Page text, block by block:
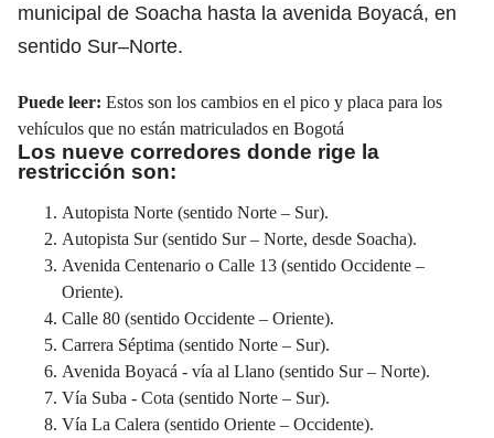
municipal de Soacha hasta la avenida Boyacá, en
sentido Sur–Norte.
Puede leer: Estos son los cambios en el pico y placa para los
vehículos que no están matriculados en Bogotá
Los nueve corredores donde rige la
restricción son:
Autopista Norte (sentido Norte – Sur).
Autopista Sur (sentido Sur – Norte, desde Soacha).
Avenida Centenario o Calle 13 (sentido Occidente –
Oriente).
Calle 80 (sentido Occidente – Oriente).
Carrera Séptima (sentido Norte – Sur).
Avenida Boyacá - vía al Llano (sentido Sur – Norte).
Vía Suba - Cota (sentido Norte – Sur).
Vía La Calera (sentido Oriente – Occidente).